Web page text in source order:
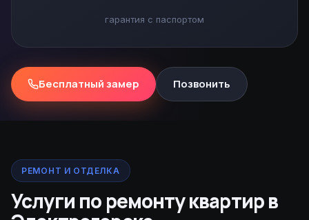
гарантия с паспортом
Бесплатный замер Позвонить
РЕМОНТ И ОТДЕЛКА
Услуги по ремонту квартир в